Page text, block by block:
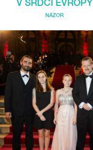
V SRDCI EVROPY
NÁZOR